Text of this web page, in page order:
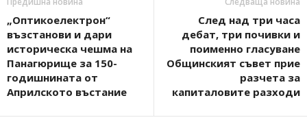
„Оптикоелектрон“
възстанови и дари
историческа чешма на
Панагюрище за 150-
годишнината от
Априлското въстание
След над три часа
дебат, три почивки и
поименно гласуване
Общинският съвет прие
разчета за
капиталовите разходи